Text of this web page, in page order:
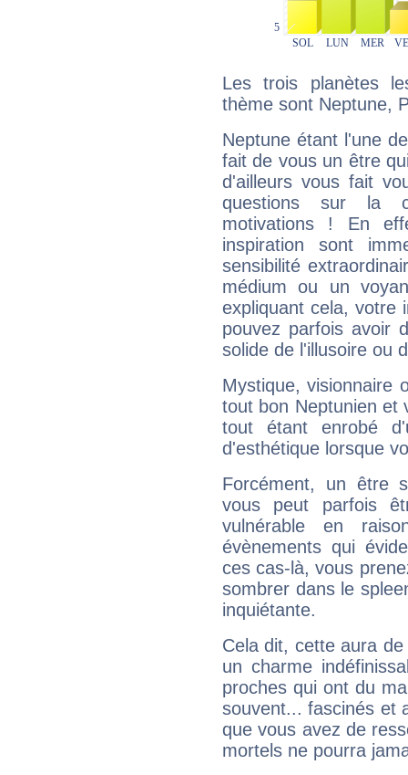
Les trois planètes
thème sont Neptune,
Neptune étant l'une
fait de vous un être
d'ailleurs vous fait
questions sur la
motivations ! En
inspiration sont
sensibilité
médium ou un
expliquant cela, votre
pouvez parfois avoir
solide de l'illusoire ou
Mystique, visionnaire
tout bon Neptunien et
tout étant enrobé
d'esthétique lorsque
Forcément, un être
vous peut parfois
vulnérable en
évènements qui
ces cas-là, vous
sombrer dans le
inquiétante.
Cela dit, cette aura
un charme
proches qui ont du
souvent... fascinés et
que vous avez de
mortels ne pourra